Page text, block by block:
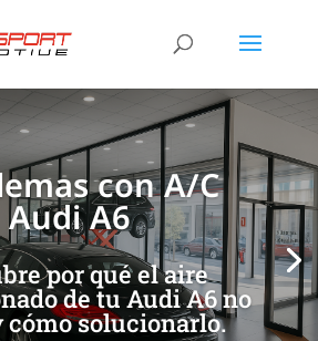
con A/C
Audi A6
por qué el aire
de tu Audi A6 no
solucionarlo.